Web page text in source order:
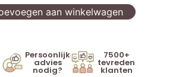
aan winkelwagen
Persoonlijk
advies
nodig?
7500+
tevreden
klanten